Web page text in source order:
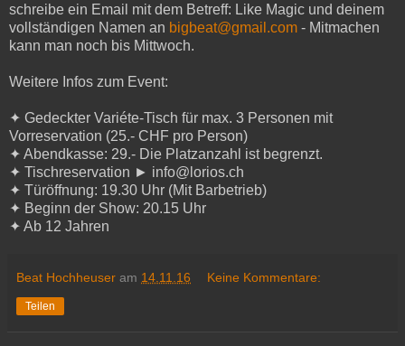
schreibe ein Email mit dem Betreff: Like Magic und deinem
vollständigen Namen an bigbeat@gmail.com - Mitmachen
kann man noch bis Mittwoch.
Weitere Infos zum Event:
✦ Gedeckter Variéte-Tisch für max. 3 Personen mit
Vorreservation (25.- CHF pro Person)
✦ Abendkasse: 29.- Die Platzanzahl ist begrenzt.
✦ Tischreservation ► info@lorios.ch
✦ Türöffnung: 19.30 Uhr (Mit Barbetrieb)
✦ Beginn der Show: 20.15 Uhr
✦ Ab 12 Jahren
Beat Hochheuser am 14.11.16 Keine Kommentare:
Teilen